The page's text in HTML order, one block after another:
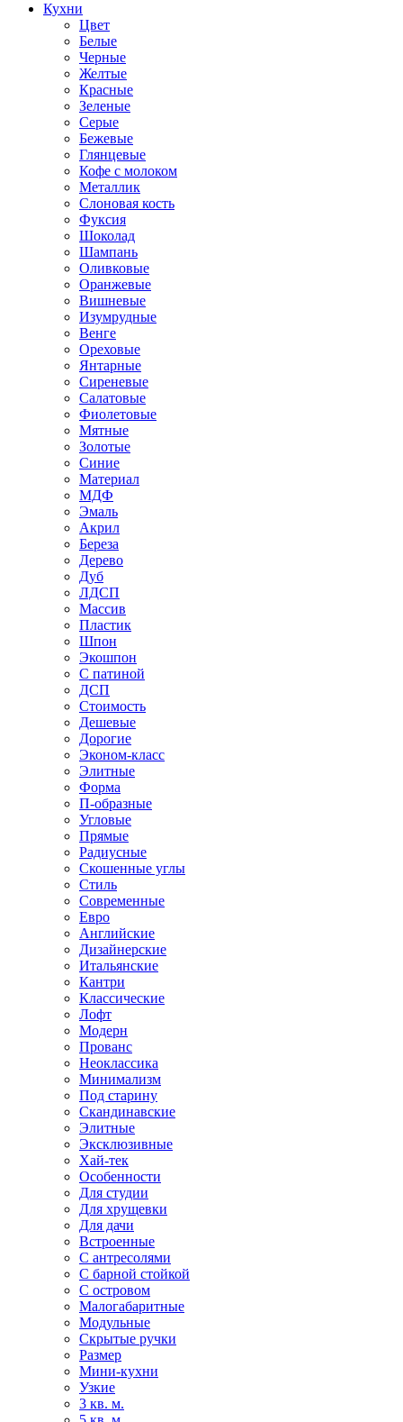
Кухни
Цвет
Белые
Черные
Желтые
Красные
Зеленые
Серые
Бежевые
Глянцевые
Кофе с молоком
Металлик
Слоновая кость
Фуксия
Шоколад
Шампань
Оливковые
Оранжевые
Вишневые
Изумрудные
Венге
Ореховые
Янтарные
Сиреневые
Салатовые
Фиолетовые
Мятные
Золотые
Синие
Материал
МДФ
Эмаль
Акрил
Береза
Дерево
Дуб
ЛДСП
Массив
Пластик
Шпон
Экошпон
С патиной
ДСП
Стоимость
Дешевые
Дорогие
Эконом-класс
Элитные
Форма
П-образные
Угловые
Прямые
Радиусные
Скошенные углы
Стиль
Современные
Евро
Английские
Дизайнерские
Итальянские
Кантри
Классические
Лофт
Модерн
Прованс
Неоклассика
Минимализм
Под старину
Скандинавские
Элитные
Эксклюзивные
Хай-тек
Особенности
Для студии
Для хрущевки
Для дачи
Встроенные
С антресолями
С барной стойкой
С островом
Малогабаритные
Модульные
Скрытые ручки
Размер
Мини-кухни
Узкие
3 кв. м.